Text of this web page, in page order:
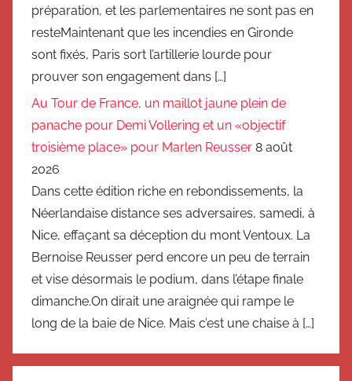
préparation, et les parlementaires ne sont pas en
resteMaintenant que les incendies en Gironde
sont fixés, Paris sort l’artillerie lourde pour
prouver son engagement dans […]
Au Tour de France, un maillot jaune plein de
panache pour Demi Vollering et un «objectif
troisième place» pour Marlen Reusser 8 août
2026
Dans cette édition riche en rebondissements, la
Néerlandaise distance ses adversaires, samedi, à
Nice, effaçant sa déception du mont Ventoux. La
Bernoise Reusser perd encore un peu de terrain
et vise désormais le podium, dans l’étape finale
dimanche.On dirait une araignée qui rampe le
long de la baie de Nice. Mais c’est une chaise à […]